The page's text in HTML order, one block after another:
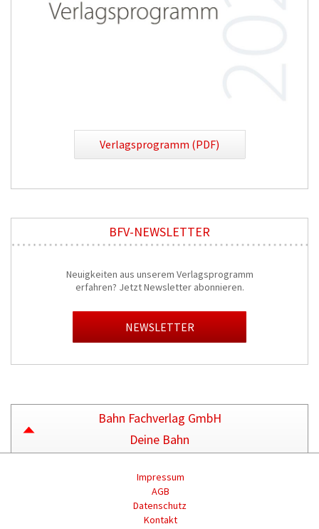
Verlagsprogramm (PDF)
BFV-NEWSLETTER
Neuigkeiten aus unserem Verlagsprogramm
erfahren? Jetzt Newsletter abonnieren.
NEWSLETTER
Bahn Fachverlag GmbH
Deine Bahn
Impressum
AGB
Datenschutz
Kontakt